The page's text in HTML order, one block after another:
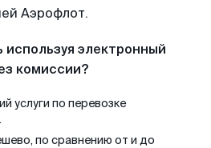
Аэрофлот.
электронный
комиссии?
услуги по перевозке
по сравнению от и до